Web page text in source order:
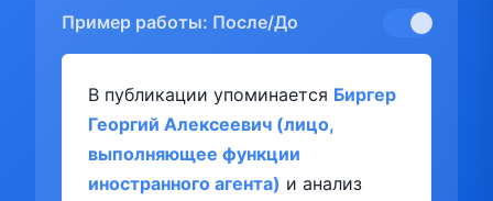
Пример работы: После/До
В публикации упоминается Биргер
Георгий Алексеевич (лицо,
выполняющее функции
иностранного агента) и анализ